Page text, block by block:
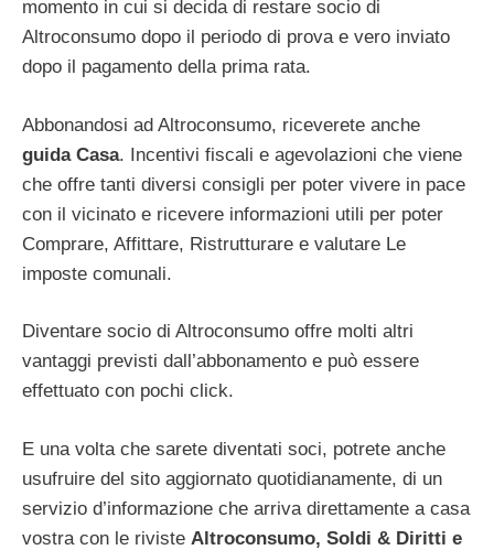
momento in cui si decida di restare socio di
Altroconsumo dopo il periodo di prova e vero inviato
dopo il pagamento della prima rata.
Abbonandosi ad Altroconsumo, riceverete anche
guida Casa. Incentivi fiscali e agevolazioni che viene
che offre tanti diversi consigli per poter vivere in pace
con il vicinato e ricevere informazioni utili per poter
Comprare, Affittare, Ristrutturare e valutare Le
imposte comunali.
Diventare socio di Altroconsumo offre molti altri
vantaggi previsti dall’abbonamento e può essere
effettuato con pochi click.
E una volta che sarete diventati soci, potrete anche
usufruire del sito aggiornato quotidianamente, di un
servizio d’informazione che arriva direttamente a casa
vostra con le riviste Altroconsumo, Soldi & Diritti e